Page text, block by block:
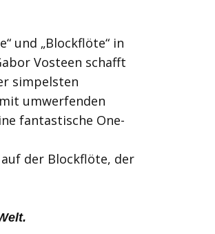
und „Blockflöte“ in
Vosteen schafft
simpelsten
umwerfenden
fantastische One-
der Blockflöte, der